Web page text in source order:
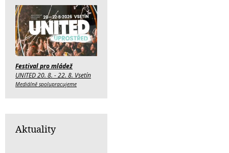
Festival pro mládež
UNITED 20. 8. - 22. 8. Vsetín
Mediálně spolupracujeme
Aktuality